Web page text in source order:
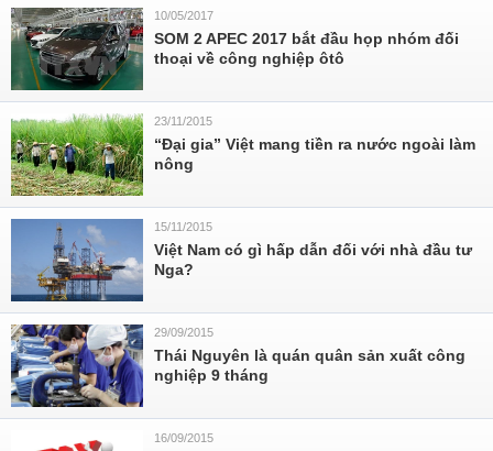
10/05/2017
SOM 2 APEC 2017 bắt đầu họp nhóm đối
thoại về công nghiệp ôtô
23/11/2015
“Đại gia” Việt mang tiền ra nước ngoài làm
nông
15/11/2015
Việt Nam có gì hấp dẫn đối với nhà đầu tư
Nga?
29/09/2015
Thái Nguyên là quán quân sản xuất công
nghiệp 9 tháng
16/09/2015